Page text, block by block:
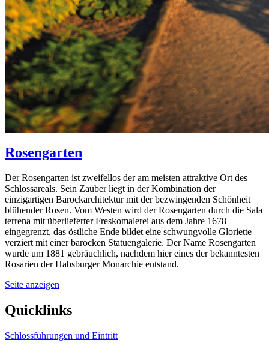
Rosengarten
Der Rosengarten ist zweifellos der am meisten attraktive Ort des
Schlossareals. Sein Zauber liegt in der Kombination der
einzigartigen Barockarchitektur mit der bezwingenden Schönheit
blühender Rosen. Vom Westen wird der Rosengarten durch die Sala
terrena mit überlieferter Freskomalerei aus dem Jahre 1678
eingegrenzt, das östliche Ende bildet eine schwungvolle Gloriette
verziert mit einer barocken Statuengalerie. Der Name Rosengarten
wurde um 1881 gebräuchlich, nachdem hier eines der bekanntesten
Rosarien der Habsburger Monarchie entstand.
Seite anzeigen
Quicklinks
Schlossführungen und Eintritt